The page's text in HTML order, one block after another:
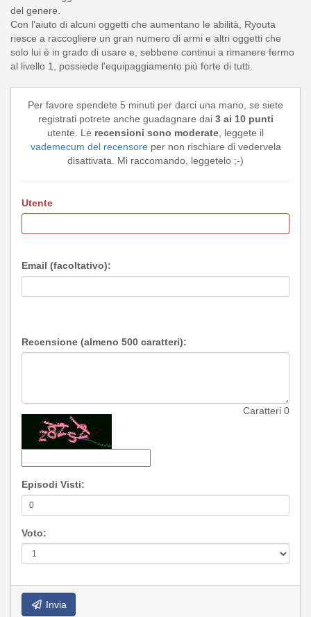
del genere.
Con l'aiuto di alcuni oggetti che aumentano le abilità, Ryouta
riesce a raccogliere un gran numero di armi e altri oggetti che
solo lui è in grado di usare e, sebbene continui a rimanere fermo
al livello 1, possiede l'equipaggiamento più forte di tutti.
Per favore spendete 5 minuti per darci una mano, se siete
registrati potrete anche guadagnare dai 3 ai 10 punti
utente. Le recensioni sono moderate , leggete il
vademecum del recensoreper non rischiare di vedervela
disattivata. Mi raccomando, leggetelo ;-)
Utente
Email (facoltativo):
Recensione (almeno 500 caratteri):
Caratteri 0
Episodi Visti:
Voto:
Invia